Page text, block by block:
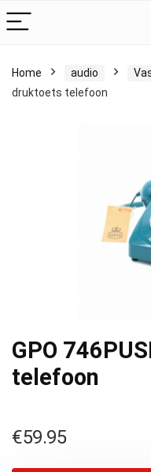
Home audio
druktoets telefoon
GPO
telefoon
€59.95